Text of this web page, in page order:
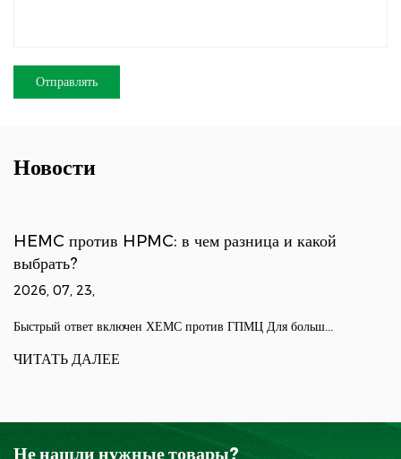
Новости
HEMC против HPMC: в чем разница и какой
выбрать?
2026, 07, 23,
Быстрый ответ включен ХЕМС против ГПМЦ Для больш...
ЧИТАТЬ ДАЛЕЕ
Не нашли нужные товары?